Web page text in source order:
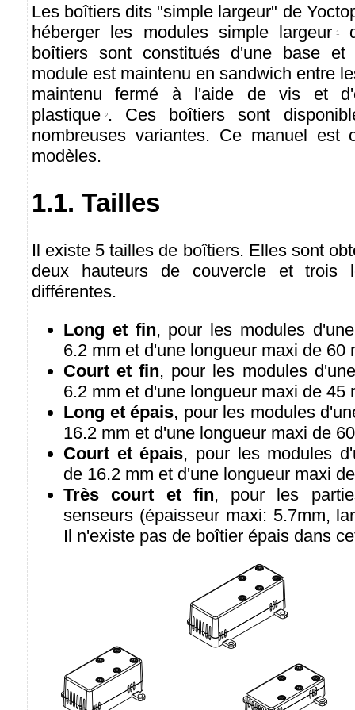
Les boîtiers dits "simple largeur" de
héberger les modules simple largeur 1
boîtiers sont constitués d'une base et
module est maintenu en sandwich entre
maintenu fermé à l'aide de vis et
plastique 2 . Ces boîtiers sont
nombreuses variantes. Ce manuel est
modèles.
1.1. Tailles
Il existe 5 tailles de boîtiers. Elles sont
deux hauteurs de couvercle et trois
différentes.
Long et fin, pour les modules
6.2 mm et d'une longueur maxi de 60
Court et fin, pour les modules
6.2 mm et d'une longueur maxi de 45
Long et épais, pour les modules
16.2 mm et d'une longueur maxi de
Court et épais, pour les modules
de 16.2 mm et d'une longueur maxi
Très court et fin, pour les
senseurs (épaisseur maxi: 5.7mm,
Il n'existe pas de boîtier épais dans